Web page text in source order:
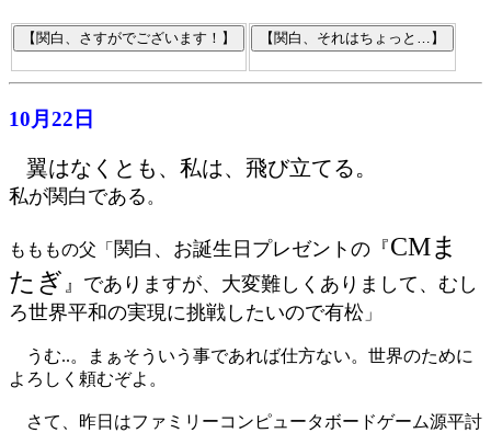
10月22日
翼はなくとも、私は、飛び立てる。
私が関白である 。
もももの父「 関白、お誕生日プレゼントの『CMま
たぎ 』でありますが、大変難しくありまして、むし
ろ世界平和の実現に挑戦したいので有松 」
うむ..。まぁそういう事であれば仕方ない。世界のために
よろしく頼むぞよ。
さて、昨日はファミリーコンピュータボードゲーム源平討